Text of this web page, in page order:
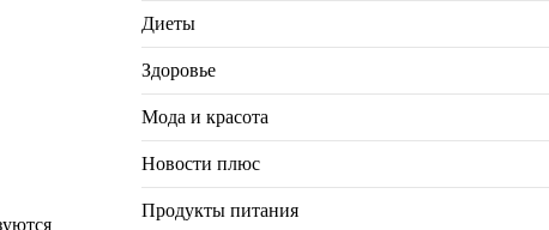
Диеты
Здоровье
Мода и красота
Новости плюс
Продукты питания